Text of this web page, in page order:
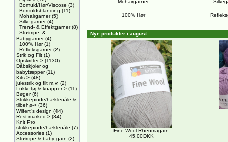
Bomuld/Hør/Viscose (3)
Bomuldsblanding (11)
Mohairgarner(5)
Silkegarner(4)
Trend- & Effektgarner(8)
Strømpe- &
Babygarner(4)
100% Hør(1)
Refleksgarner(2)
Strik og Filt (1)
Opskrifter-> (1130)
Dåbskjoler og
babytæpper(11)
Kits-> (48)
julestrik og filt m.v. (2)
Lukketøj & knapper-> (11)
Bøger(6)
Strikkepinde/hæklenåle &
tilbehø-> (36)
Wilfert´s design (44)
Rest marked-> (34)
Knit Pro
strikkepinde/hæklenåle (7)
Accessories (1)
Strømpe & baby garn (2)
Mohairgarner
100% Hør
Nye produkter i august
Fine Wool Rheumagarn
45,00DKK